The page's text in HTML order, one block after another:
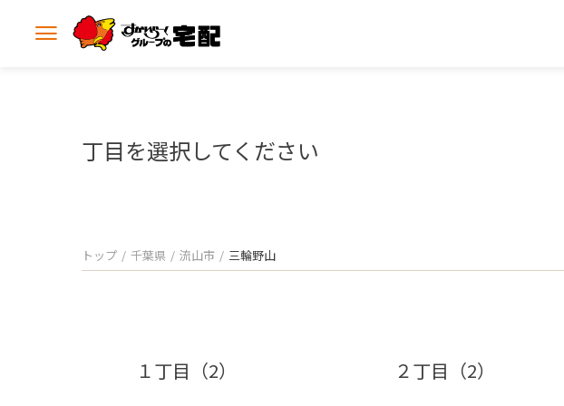
メ
丁目を選択してください
トップ 千葉県 流山市 三輪野山
１丁目（2） ２丁目（2）